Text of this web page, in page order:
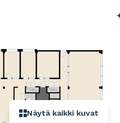
Näytä kaikki kuvat